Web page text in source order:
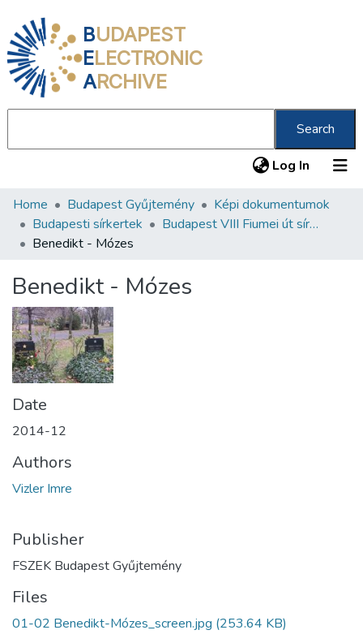
BUDAPEST
ELECTRONIC
ARCHIVE
Search
Log In (current)
Communities & Collections
All of DSpace
About us
Home Budapest Gyűjtemény
Képi dokumentumok
Budapesti sírkertek
Budapest VIII Fiumei út sírkert 4. rész
Benedikt - Mózes
Benedikt - Mózes
Date
2014-12
Authors
Vizler Imre
Publisher
FSZEK Budapest Gyűjtemény
Files
01-02 Benedikt-Mózes_screen.jpg (253.64 KB)